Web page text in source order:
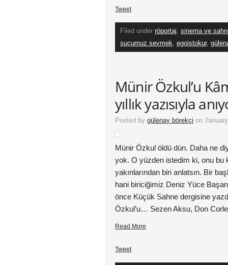
Tweet
Filed under röportaj, sinema ve
suçumuz sevmek, egoistokur,
Münir Özkul’u
yıllık yazısıyla
Posted by gülenay börekçi on
Münir Özkul öldü dün. Daha ne
yok. O yüzden istedim ki, onu bu
yakınlarından biri anlatsın. Bir
hani biriciğimiz Deniz Yüce
önce Küçük Sahne dergisine
Özkul’u… Sezen Aksu, Don
Read More
Tweet